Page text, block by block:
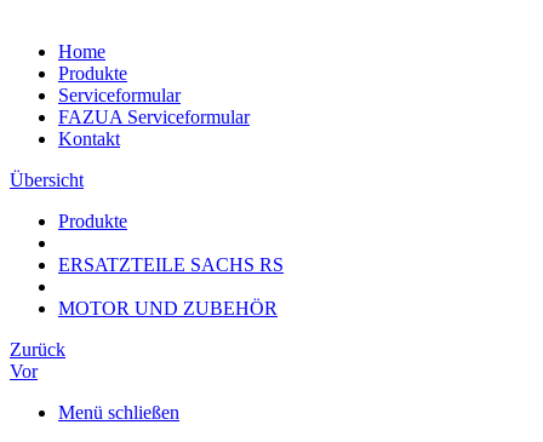
Home
Produkte
Serviceformular
FAZUA Serviceformular
Kontakt
Übersicht
Produkte
ERSATZTEILE SACHS RS
MOTOR UND ZUBEHÖR
Zurück
Vor
Menü schließen